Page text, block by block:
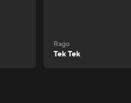
Rago
Tek Tek